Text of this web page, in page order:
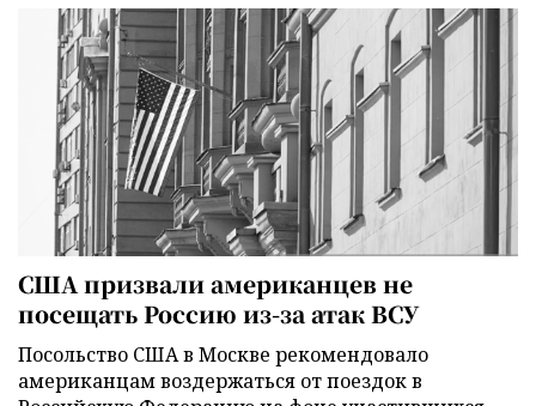
США призвали американцев не
посещать Россию из-за атак ВСУ
Посольство США в Москве рекомендовало
американцам воздержаться от поездок в